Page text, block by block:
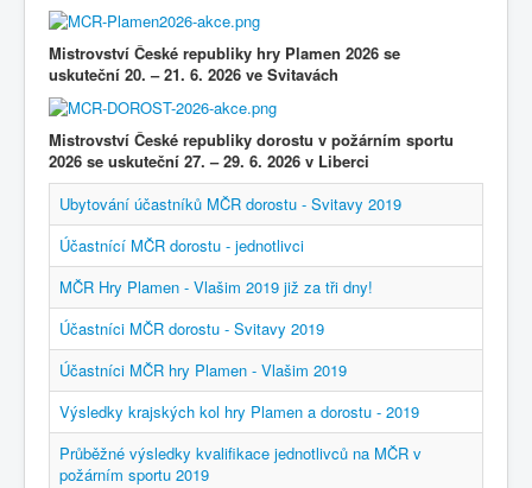
Mistrovství České republiky hry Plamen 2026 se
uskuteční 20.– 21. 6. 2026 ve Svitavách
Mistrovství České republiky dorostu v požárním sportu
2026 se uskuteční 27. – 29. 6. 2026 v Liberci
Ubytování účastníků MČR dorostu - Svitavy 2019
Účastnící MČR dorostu - jednotlivci
MČR Hry Plamen - Vlašim 2019 již za tři dny!
Účastníci MČR dorostu - Svitavy 2019
Účastníci MČR hry Plamen - Vlašim 2019
Výsledky krajských kol hry Plamen a dorostu - 2019
Průběžné výsledky kvalifikace jednotlivců na MČR v
požárním sportu 2019